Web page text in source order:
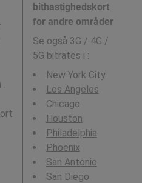
bithastighedskort
for andre områder
Se også 3G / 4G /
5G bitrates i :
New York City
Los Angeles
Chicago
Houston
Philadelphia
Phoenix
San Antonio
San Diego